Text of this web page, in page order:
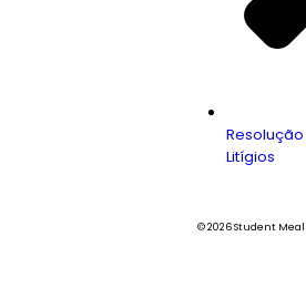
Litígios
© 2026 Student Meal